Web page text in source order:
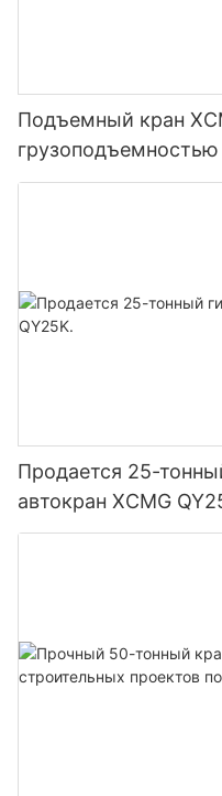
Подъемный кран
инфраструктурных
Продается 25-
автокран XCMG